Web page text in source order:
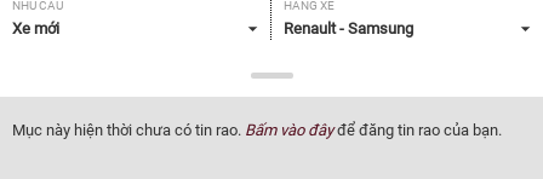
NHU CẦU
Xe mới
HÃNG XE
Renault - Samsung
Tất cả
NĂM SẢN XUẤT
Tất cả
GIÁ XE XUẤT XỨ
Mục này hiện thời chưa có tin rao. Bấm vào đâyđể đăng tin rao của bạn.